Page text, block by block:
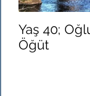
Yaş 40;
Öğüt